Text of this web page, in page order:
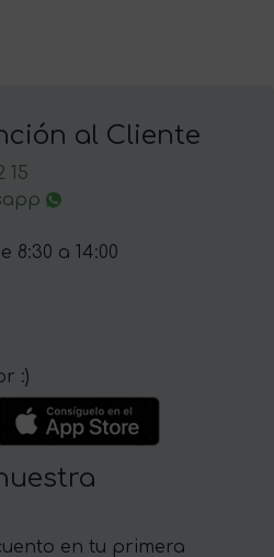
al Cliente
15
8:30 a 14:00
:)
en tu primera